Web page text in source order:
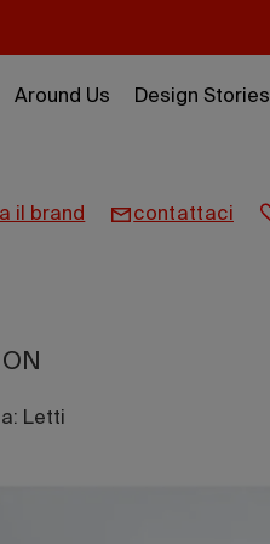
Around Us Design Stories
il brand contattaci
Letti